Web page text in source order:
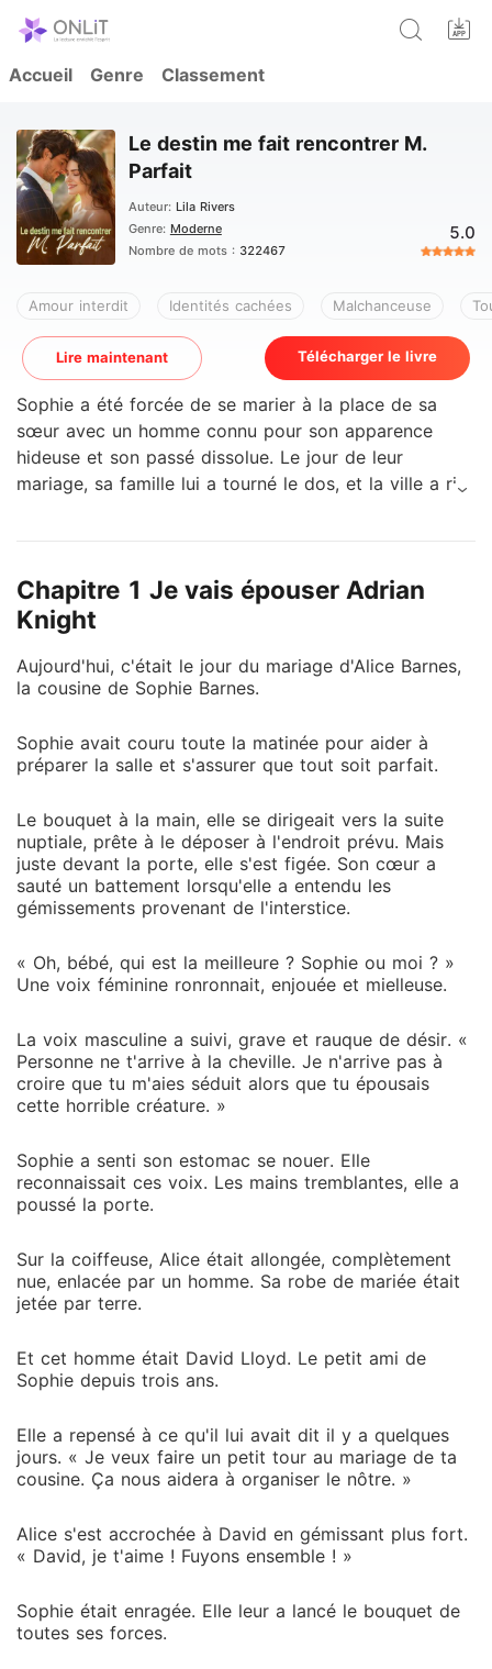
Accueil Genre Classement
Le destin me fait rencontrer M.
Parfait
Auteur: Lila Rivers
Genre: Moderne
Nombre de mots : 322467
5.0
Amour interdit Identités cachées Malchanceuse
Lire maintenant Télécharger le livre
Sophie a été forcée de se marier à la place de sa
sœur avec un homme connu pour son apparence
hideuse et son passé dissolue. Le jour de leur
mariage, sa famille lui a tourné le dos, et la ville a ri
d'un événement très médiatisé, le PDG d'un
conglomérat a retiré son masque, révélant que le mari
s'intéressait pas à sa femme arrangée et s'était
déguisé dans l'espoir qu'elle le quitte. Mais lorsque
a murmuré : « S'il te plaît, Sophie, ne pars pas. Un
baiser, et je te donnerai le monde entier. »
Chapitre 1 Je vais épouser Adrian
Knight
Aujourd'hui, c'était le jour du mariage d'Alice Barnes,
la cousine de Sophie Barnes.
Sophie avait couru toute la matinée pour aider à
préparer la salle et s'assurer que tout soit parfait.
Le bouquet à la main, elle se dirigeait vers la suite
nuptiale, prête à le déposer à l'endroit prévu. Mais
juste devant la porte, elle s'est figée. Son cœur a
sauté un battement lorsqu'elle a entendu les
gémissements provenant de l'interstice.
« Oh, bébé, qui est la meilleure ? Sophie ou moi ? »
Une voix féminine ronronnait, enjouée et mielleuse.
La voix masculine a suivi, grave et rauque de désir. «
Personne ne t'arrive à la cheville. Je n'arrive pas à
croire que tu m'aies séduit alors que tu épousais
cette horrible créature. »
Sophie a senti son estomac se nouer. Elle
reconnaissait ces voix. Les mains tremblantes, elle a
poussé la porte.
Sur la coiffeuse, Alice était allongée, complètement
nue, enlacée par un homme. Sa robe de mariée était
jetée par terre.
Et cet homme était David Lloyd. Le petit ami de
Sophie depuis trois ans.
Elle a repensé à ce qu'il lui avait dit il y a quelques
jours. « Je veux faire un petit tour au mariage de ta
cousine. Ça nous aidera à organiser le nôtre. »
Alice s'est accrochée à David en gémissant plus fort.
« David, je t'aime ! Fuyons ensemble ! »
Sophie était enragée. Elle leur a lancé le bouquet de
toutes ses forces.